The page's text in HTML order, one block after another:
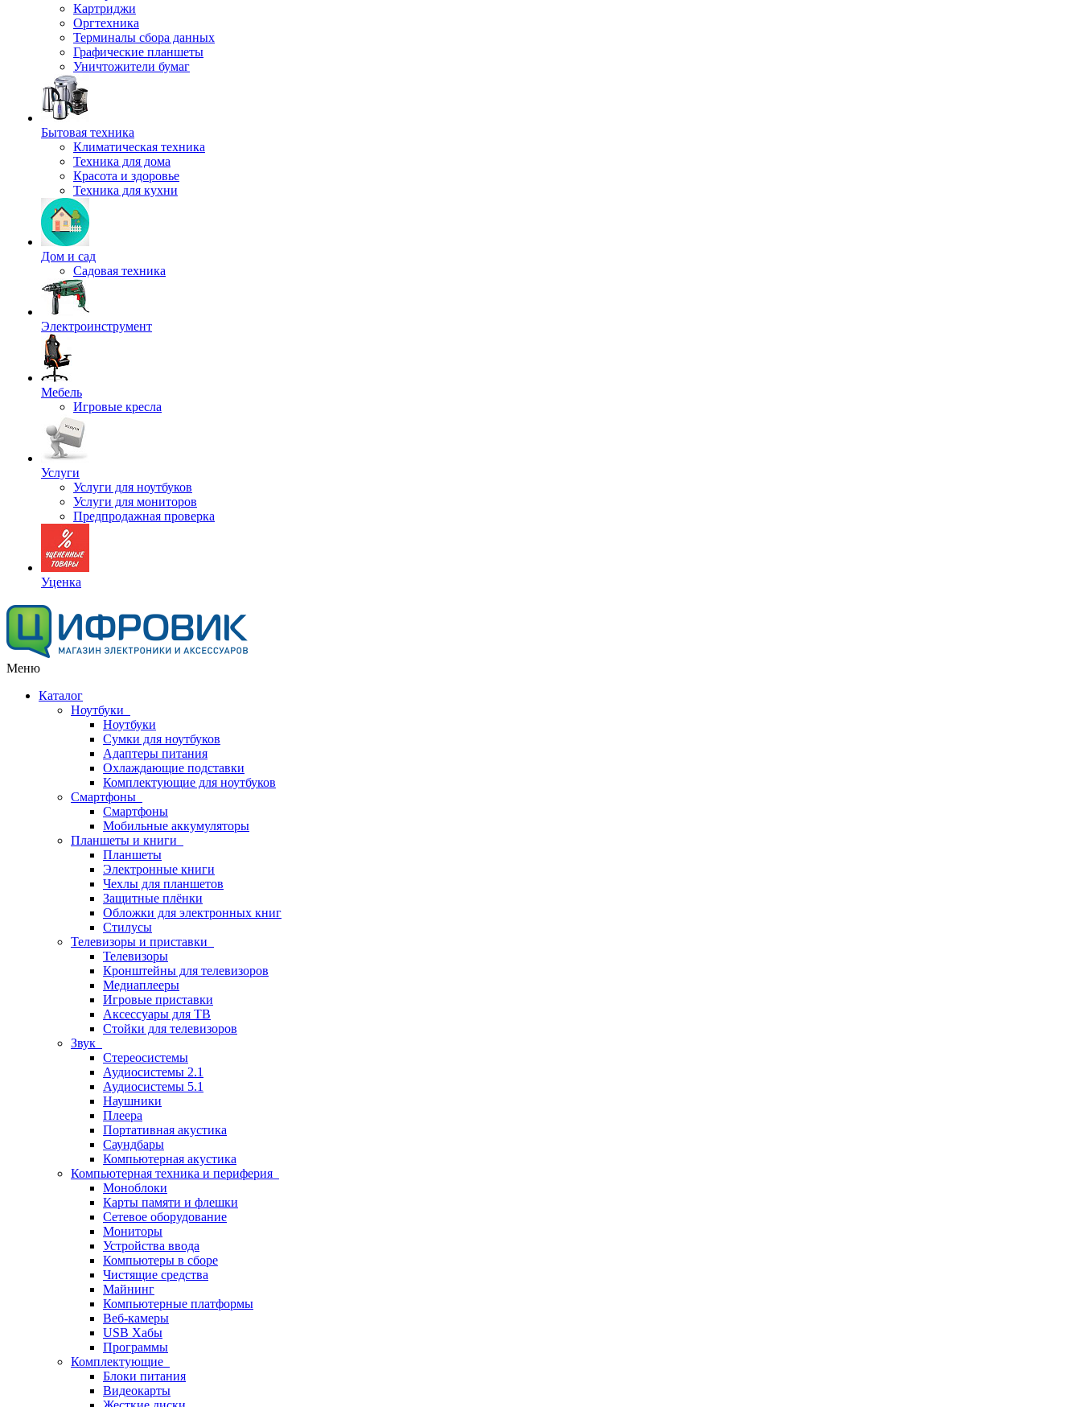
Картриджи
Оргтехника
Терминалы сбора данных
Графические планшеты
Уничтожители бумаг
Бытовая техника
Климатическая техника
Техника для дома
Красота и здоровье
Техника для кухни
Дом и сад
Садовая техника
Электроинструмент
Мебель
Игровые кресла
Услуги
Услуги для ноутбуков
Услуги для мониторов
Предпродажная проверка
Уценка
Меню
Каталог
Ноутбуки
Ноутбуки
Сумки для ноутбуков
Адаптеры питания
Охлаждающие подставки
Комплектующие для ноутбуков
Смартфоны
Смартфоны
Мобильные аккумуляторы
Планшеты и книги
Планшеты
Электронные книги
Чехлы для планшетов
Защитные плёнки
Обложки для электронных книг
Стилусы
Телевизоры и приставки
Телевизоры
Кронштейны для телевизоров
Медиаплееры
Игровые приставки
Аксессуары для ТВ
Стойки для телевизоров
Звук
Стереосистемы
Аудиосистемы 2.1
Аудиосистемы 5.1
Наушники
Плеера
Портативная акустика
Саундбары
Компьютерная акустика
Компьютерная техника и периферия
Моноблоки
Карты памяти и флешки
Сетевое оборудование
Мониторы
Устройства ввода
Компьютеры в сборе
Чистящие средства
Майнинг
Компьютерные платформы
Веб-камеры
USB Хабы
Программы
Комплектующие
Блоки питания
Видеокарты